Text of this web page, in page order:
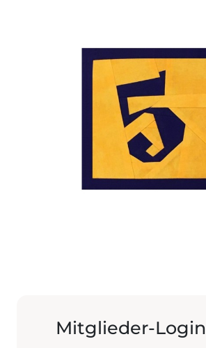
Mitglieder-Login